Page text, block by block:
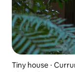
Tiny house ⋅